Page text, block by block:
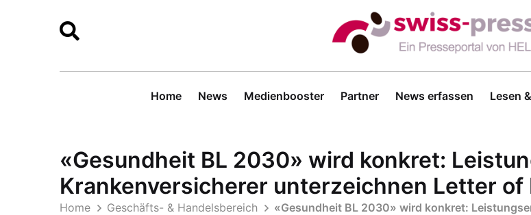
Home News Medienbooster Partner News erfassen Lesen
«Gesundheit BL 2030» wird konkret:
Krankenversicherer unterzeichnen Letter of
Home Geschäfts- & Handelsbereich «Gesundheit BL 2030» wird konkret: